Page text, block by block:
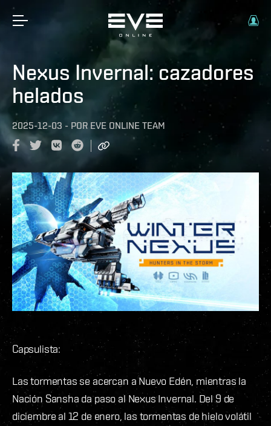
Nexus Invernal: cazadores
helados
2025-12-03 - POR EVE ONLINE TEAM
Capsulista:
Las tormentas se acercan a Nuevo Edén, mientras la
Nación Sansha da paso al Nexus Invernal. Del 9 de
diciembre al 12 de enero, las tormentas de hielo volátil